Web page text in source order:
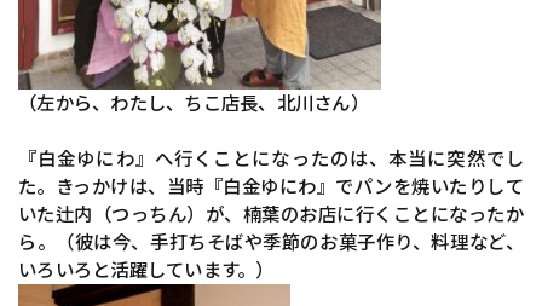
（左から、わたし、ちこ店長、北川さん）
『白金ゆにわ』へ行くことになったのは、本当に突然でし
た。きっかけは、当時『白金ゆにわ』でパンを焼いたりして
いた辻内（つっちん）が、楠葉のお店に行くことになったか
ら。（彼は今、手打ちそばや季節のお菓子作り、料理など、
いろいろと活躍しています。）